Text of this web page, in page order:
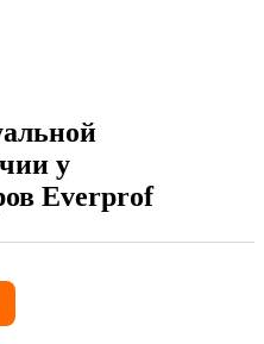
у
Everprof